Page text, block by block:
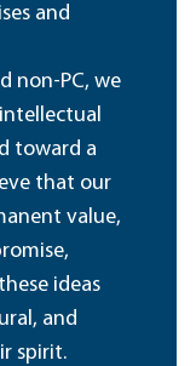
and
non-PC, we
toward a
that our
value,
ideas
and
spirit.